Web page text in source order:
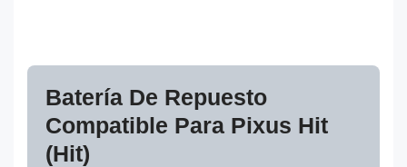
Batería De Repuesto
Compatible Para Pixus Hit
(Hit)